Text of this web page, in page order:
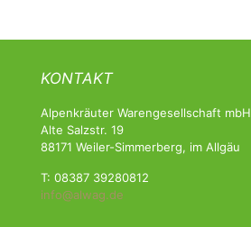
KONTAKT
Alpenkräuter Warengesellschaft mbH
Alte Salzstr. 19
88171 Weiler-Simmerberg, im Allgäu
T: 08387 39280812
info@alwag.de